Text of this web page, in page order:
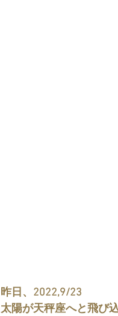
昨日、2022,9/23
太陽が天秤座へと飛び